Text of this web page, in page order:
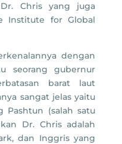
Chris yang juga
Institute for Global
dengan
seorang gubernur
barat laut
sangat jelas yaitu
Pashtun (salah satu
Dr. Chris adalah
dan Inggris yang